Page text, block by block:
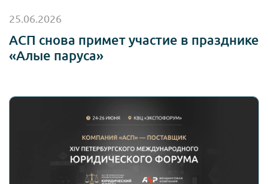
25.06.2026
АСП снова примет участие в празднике
«Алые паруса»